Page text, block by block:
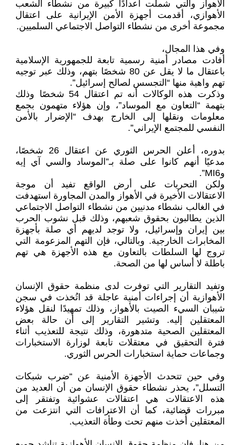
الأهواز والتي شملت أعدادًا كبيرة من نشطاء الشعب
الأهوازي، أقدمت أجهزة الأمن الإيرانية على اعتقال
مجموعة أخرى من نشطاء التواصل الاجتماعي السلميين.
وفي هذا المجال،
أفادت مصادر أمنية رسمية تابعة للجمهورية الإسلامية
باعتقال ما لا يقل عن 80 شخصًا بتهم، وذلك عبر توجيه
تهم واهية منها “التجسس لصالح إسرائيل”.
وذكرت هذه الوكالات أنه تم اعتقال 54 شخصًا وذلك
بتهمة “التعاون مع الموساد”، وإن هؤلاء متهمون بجمع
معلومات ونقلها إلى الخارج بهدف “الإضرار بالأمن
النفسي للمجتمع الإيراني”.
بدوره، أعلن الحرس الثوري عن اعتقال 26 شخصًا،
مدعيًا أنهم كانوا على صلة بـ”الموساد والسي آي إيه
وMI6”.
ولكن التحريات على أرض الواقع تفيد أن موجة
الاعتقالات الأخيرة في الأهواز والمدن المجاورة استهدفت
في الغالب نشطاء مدنيين من نشطاء التواصل الاجتماعي
الذين يطالبون بحقوق شعبهم، وذلك قبل نشوب الحرب
بين إيران وإسرائيل، ولا توجد لديهم أي صلة بأجهزة
المخابرات الخارجية. وبالتالي، فإن التهم المزعومة التي
تروج لها السلطات بالتعاون مع هذه الأجهزة هي تهم
باطلة لا أساس لها من الصحة.
وتفيد التقارير التي توفرت لدى منظمة حقوق الإنسان
الأهوازية أن إجراءات أمنية عاجلة قد اتُخذت في سجن
شيبان السيء الصيت بالأهواز، وذلك تمهيدًا لنقل هؤلاء
المعتقلين إليه. وتشير التقارير إلى أن حالة بعض
المعتقلين الصحية متدهورة، وذلك نتيجة للتعذيب أثناء
فترة التحقيق في معتقلات تابعة لوزارة الاستخبارات
وجماعات حماية استخبارات الحرس الثوري.
وفي حين تتحدث الأجهزة الأمنية عن “ضرب شبكات
التسلل”، يحذر نشطاء حقوق الإنسان من أن العديد من
هذه الاعتقالات هي اعتقالات عشوائية وتفتقر إلى
مبررات قضائية، كما أن الاعترافات التي انتزعت من
المعتقلين أُخذت منهم تحت وطأة التعذيب.